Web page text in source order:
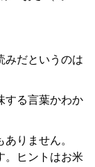
みだというのは
する言葉かわか
りません。
。ヒントはお米